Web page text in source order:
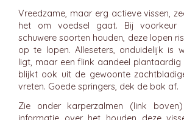
Vreedzame, maar erg actieve vissen,
het om voedsel gaat. Bij voorkeur
schuwere soorten houden, deze lopen
op te lopen. Alleseters, onduidelijk is
ligt, maar een flink aandeel plantaardig
blijkt ook uit de gewoonte
vreten. Goede springers, dek de bak af.
Zie onder karperzalmen (link